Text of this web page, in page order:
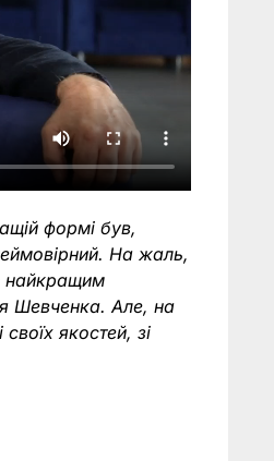
формі був,
На жаль,
найкращим
Шевченка. Але, на
якостей, зі